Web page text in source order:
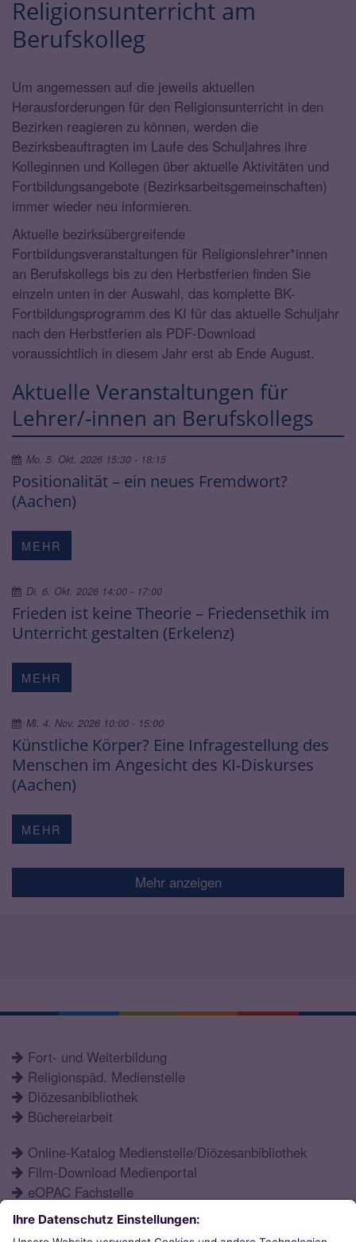
Religionsunterricht am
Berufskolleg
Um angemessen auf die jeweils aktuellen
Herausforderungen für den Religionsunterricht in den
Bezirken reagieren zu können, werden die
Bezirksbeauftragten im Laufe des Schuljahres ihre
Kolleginnen und Kollegen über aktuelle Aktivitäten und
Fortbildungsangebote (Bezirksarbeitsgemeinschaften)
immer wieder neu informieren.
Aktuelle bezirksübergreifende
Fortbildungsveranstaltungen für Religionslehrer*innen
an Berufskollegs bis zu den Herbstferien finden Sie
einzeln unten in der Auswahl, das komplette BK-
Fortbildungsprogramm des KI für das aktuelle Schuljahr
nach den Herbstferien als PDF-Download
voraussichtlich in diesem Jahr erst ab Ende August.
Aktuelle Veranstaltungen für
Lehrer/-innen an Berufskollegs
Positionalität – ein neues Fremdwort?
(Aachen)
Mo. 5. Okt. 2026 15:30 - 18:15
MEHR
Frieden ist keine Theorie – Friedensethik im
Unterricht gestalten (Erkelenz)
Di. 6. Okt. 2026 14:00 - 17:00
MEHR
Künstliche Körper? Eine Infragestellung des
Menschen im Angesicht des KI-Diskurses
(Aachen)
Mi. 4. Nov. 2026 10:00 - 15:00
MEHR
Mehr anzeigen
Fort- und Weiterbildung
Religionspäd. Medienstelle
Diözesanbibliothek
Büchereiarbeit
Online-Katalog Medienstelle/Diözesanbibliothek
Film-Download Medienportal
eOPAC Fachstelle
Fortbildungsprogramm